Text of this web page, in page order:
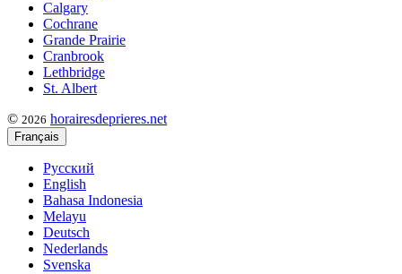
Calgary
Cochrane
Grande Prairie
Cranbrook
Lethbridge
St. Albert
© 2026 horairesdeprieres.net
Français
Русский
English
Bahasa Indonesia
Melayu
Deutsch
Nederlands
Svenska